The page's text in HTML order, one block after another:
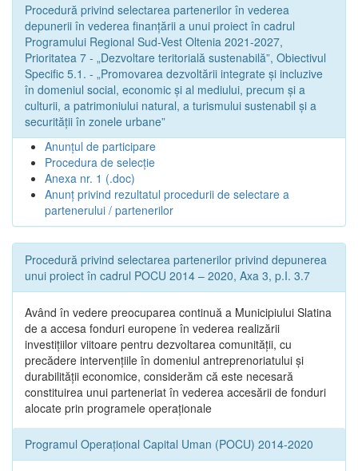
Procedură privind selectarea partenerilor în vederea
depunerii în vederea finanțării a unui proiect în cadrul
Programului Regional Sud-Vest Oltenia 2021-2027,
Prioritatea 7 - „Dezvoltare teritorială sustenabilă”, Obiectivul
Specific 5.1. - „Promovarea dezvoltării integrate și incluzive
în domeniul social, economic și al mediului, precum și a
culturii, a patrimoniului natural, a turismului sustenabil și a
securității în zonele urbane”
Anunțul de participare
Procedura de selecție
Anexa nr. 1 (.doc)
Anunț privind rezultatul procedurii de selectare a
partenerului / partenerilor
Procedură privind selectarea partenerilor privind depunerea
unui proiect în cadrul POCU 2014 – 2020, Axa 3, p.I. 3.7
Având în vedere preocuparea continuă a Municipiului Slatina
de a accesa fonduri europene în vederea realizării
investițiilor viitoare pentru dezvoltarea comunității, cu
precădere intervențiile în domeniul antreprenoriatului și
durabilității economice, considerăm că este necesară
constituirea unui parteneriat în vederea accesării de fonduri
alocate prin programele operaționale
Programul Operațional Capital Uman (POCU) 2014-2020